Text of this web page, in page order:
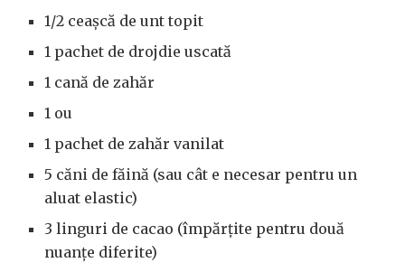
1/2 ceașcă de unt topit
1 pachet de drojdie uscată
1 cană de zahăr
1 ou
1 pachet de zahăr vanilat
5 căni de făină (sau cât e necesar pentru un
aluat elastic)
3 linguri de cacao (împărțite pentru două
nuanțe diferite)